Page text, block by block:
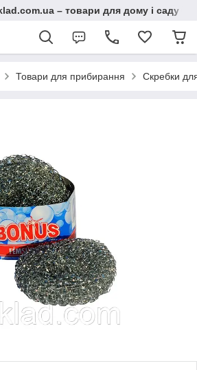
– товари для дому і саду
Товари для прибирання Скребки